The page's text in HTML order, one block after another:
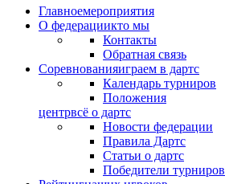
Главноемероприятия
О федерациикто мы
Контакты
Обратная связь
Соревнованияиграем в дартс
Календарь турниров
Положения
центрвсё о дартс
Новости федерации
Правила Дартс
Статьи о дартс
Победители турниров